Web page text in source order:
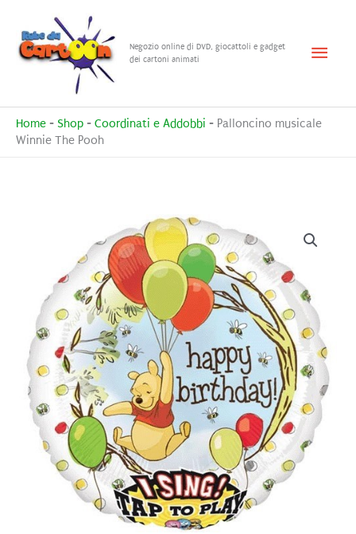
contenuto
Negozio online di DVD, giocattoli e gadget
dei cartoni animati
Menu
Home - Shop - Coordinati e Addobbi - Palloncino musicale
Winnie The Pooh